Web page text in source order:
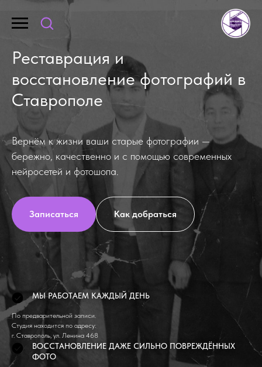
Реставрация и
восстановление фотографий в
Ставрополе
Вернём к жизни ваши старые фотографии —
бережно, качественно и с помощью современных
нейросетей и фотошопа.
Записаться Как добраться
МЫ РАБОТАЕМ КАЖДЫЙ ДЕНЬ
По предварительной записи.
Студия находится по адресу:
г. Ставрополь, ул. Ленина 468
ВОССТАНОВЛЕНИЕ ДАЖЕ СИЛЬНО ПОВРЕЖДЁННЫХ
ФОТО